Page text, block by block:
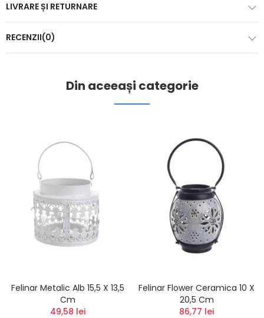
LIVRARE ȘI RETURNARE
RECENZII(0)
Din aceeași categorie
Felinar Metalic Alb 15,5 X 13,5
Cm
49,58 lei
Felinar Flower Ceramica 10 X
20,5 Cm
86,77 lei